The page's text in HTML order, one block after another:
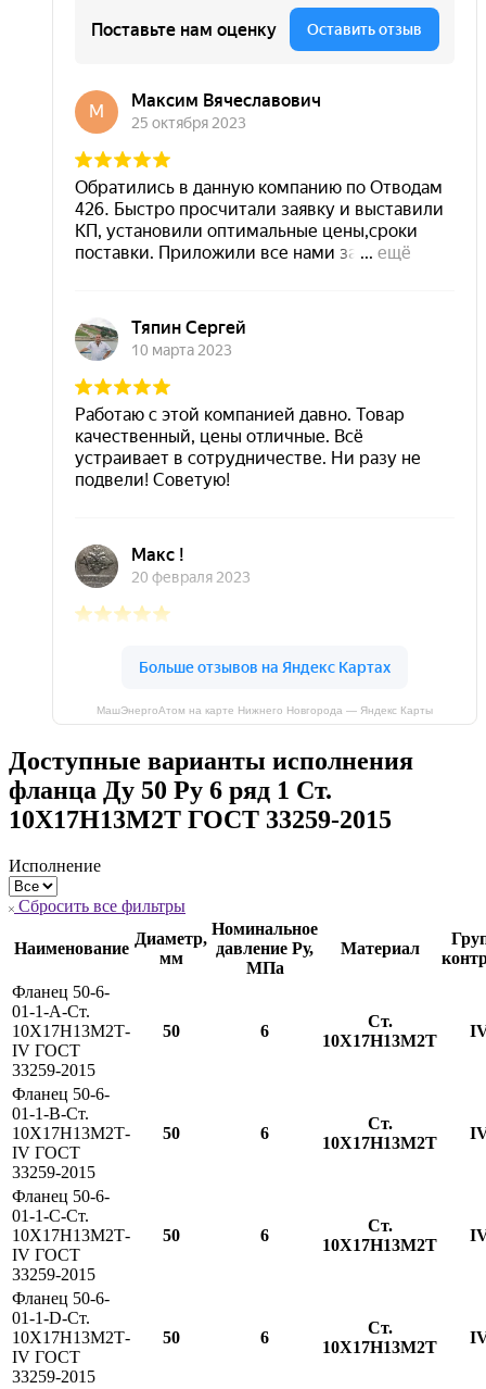
МашЭнергоАтом на карте Нижнего Новгорода — Яндекс Карты
Доступные варианты исполнения
фланца Ду 50 Ру 6 ряд 1 Ст.
10Х17Н13М2Т ГОСТ 33259-2015
Исполнение
Сбросить все фильтры
Наименование
Диаметр,
мм
Номинальное
давление Ру,
МПа
Материал
Фланец 50-6-
01-1-A-Ст.
10Х17Н13М2Т-
IV ГОСТ
33259-2015
50 6
Ст.
10Х17Н13М2Т
Фланец 50-6-
01-1-B-Ст.
10Х17Н13М2Т-
IV ГОСТ
33259-2015
50 6
Ст.
10Х17Н13М2Т
Фланец 50-6-
01-1-С-Ст.
10Х17Н13М2Т-
IV ГОСТ
33259-2015
50 6
Ст.
10Х17Н13М2Т
Фланец 50-6-
01-1-D-Ст.
10Х17Н13М2Т-
IV ГОСТ
33259-2015
50 6
Ст.
10Х17Н13М2Т